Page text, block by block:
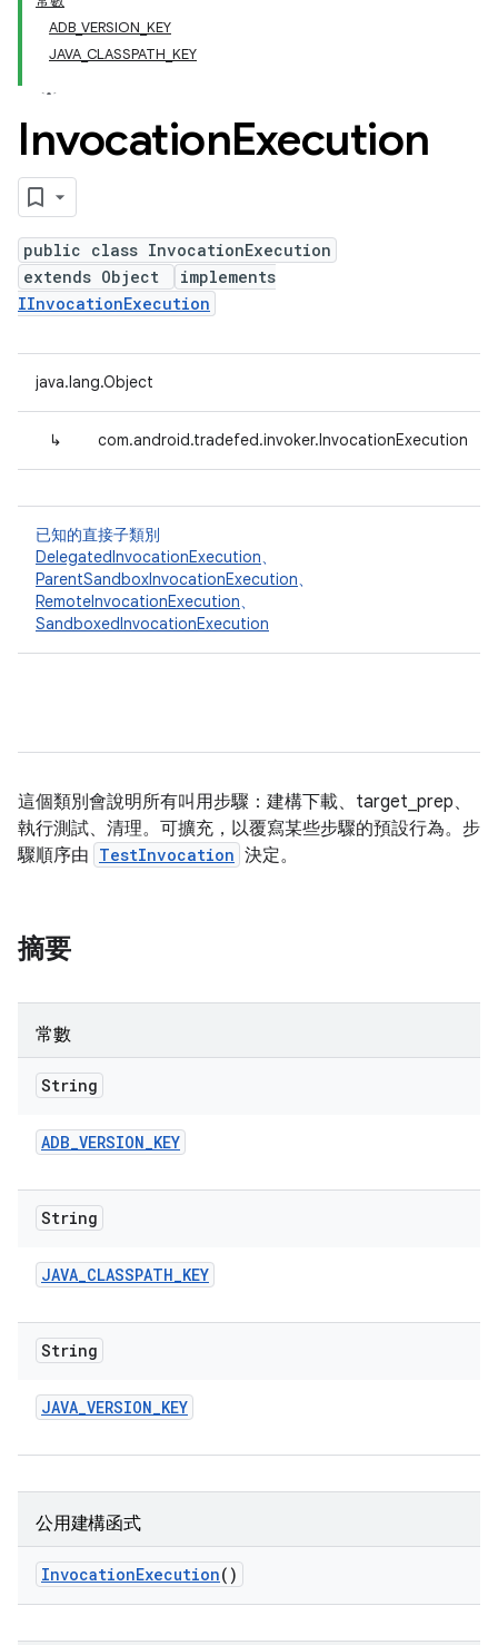
ADB_VERSION_KEY
JAVA_CLASSPATH_KEY
InvocationExecution
public class InvocationExecution
extends Object
implements
IInvocationExecution
java.lang.Object
↳ com.android.tradefed.invoker.InvocationExecution
已知的直接子類別
DelegatedInvocationExecution、
ParentSandboxInvocationExecution、
RemoteInvocationExecution、
SandboxedInvocationExecution
這個類別會說明所有叫用步驟：建構下載、target_prep、
執行測試、清理。可擴充，以覆寫某些步驟的預設行為。步
驟順序由 TestInvocation 決定。
摘要
常數
String
ADB_VERSION_KEY
String
JAVA_CLASSPATH_KEY
String
JAVA_VERSION_KEY
公用建構函式
InvocationExecution()